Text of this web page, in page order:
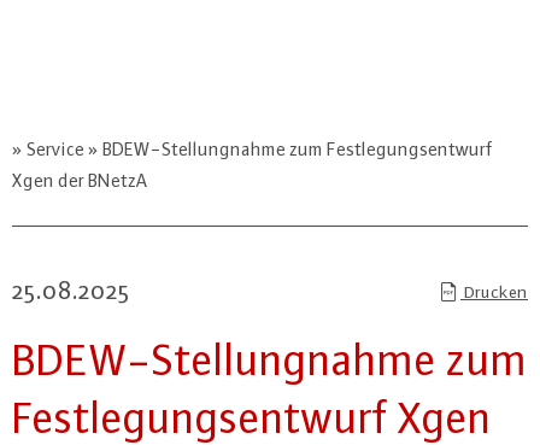
Service
BDEW-Stellungnahme zum Festlegungsentwurf
Xgen der BNetzA
25.08.2025 Drucken
BDEW-Stel­lung­nah­me zum
Fest­le­gungs­ent­wurf Xgen